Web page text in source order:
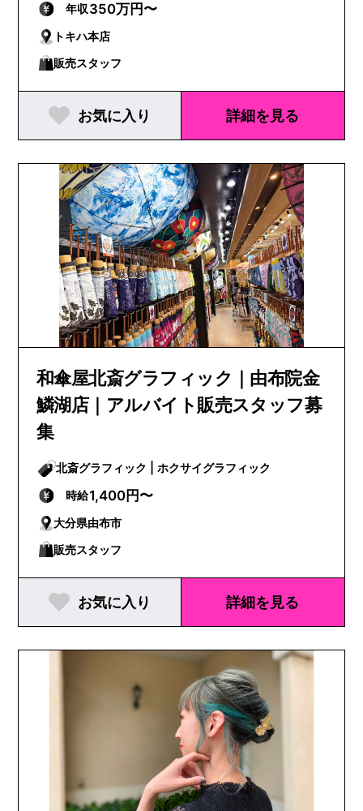
年収350万円〜
トキハ本店
販売スタッフ
お気に入り 詳細を見る
和傘屋北斎グラフィック｜由布院金
鱗湖店｜アルバイト販売スタッフ募
集
北斎グラフィック | ホクサイグラフィック
時給1,400円〜
大分県由布市
販売スタッフ
お気に入り 詳細を見る